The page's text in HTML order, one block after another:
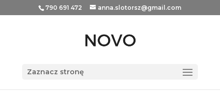
790 691 472 anna.slotorsz@gmail.com
Zaznacz stronę